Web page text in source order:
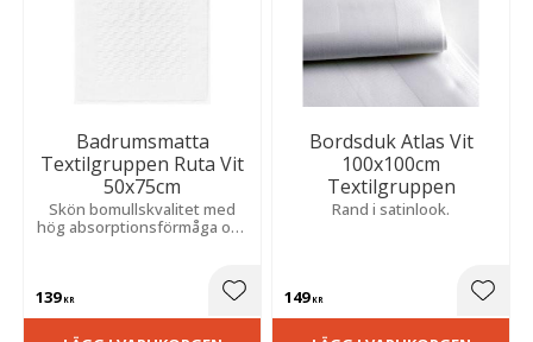
Badrumsmatta
Textilgruppen Ruta Vit
50x75cm
Skön bomullskvalitet med
hög absorptionsförmåga och
139KR Lägg till i favoriter
Bordsduk Atlas Vit
100x100cm
Textilgruppen
Rand i satinlook.
149KR